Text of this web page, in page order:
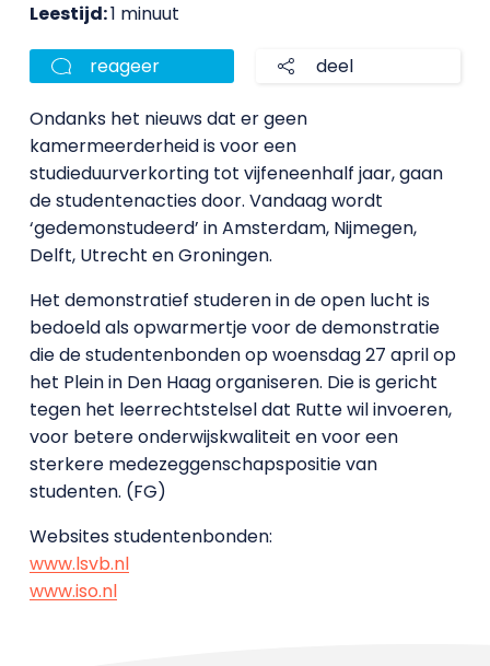
Leestijd:1 minuut
reageer deel
Ondanks het nieuws dat er geen
kamermeerderheid is voor een
studieduurverkorting tot vijfeneenhalf jaar, gaan
de studentenacties door. Vandaag wordt
‘gedemonstudeerd’ in Amsterdam, Nijmegen,
Delft, Utrecht en Groningen.
Het demonstratief studeren in de open lucht is
bedoeld als opwarmertje voor de demonstratie
die de studentenbonden op woensdag 27 april op
het Plein in Den Haag organiseren. Die is gericht
tegen het leerrechtstelsel dat Rutte wil invoeren,
voor betere onderwijskwaliteit en voor een
sterkere medezeggenschapspositie van
studenten. (FG)
Websites studentenbonden:
www.lsvb.nl
www.iso.nl